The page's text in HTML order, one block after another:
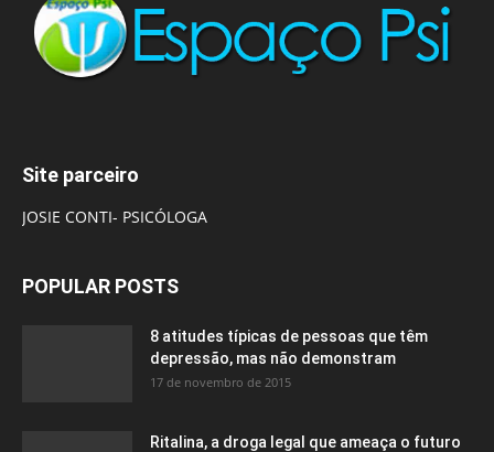
Site parceiro
JOSIE CONTI- PSICÓLOGA
POPULAR POSTS
8 atitudes típicas de pessoas que têm
depressão, mas não demonstram
17 de novembro de 2015
Ritalina, a droga legal que ameaça o futuro